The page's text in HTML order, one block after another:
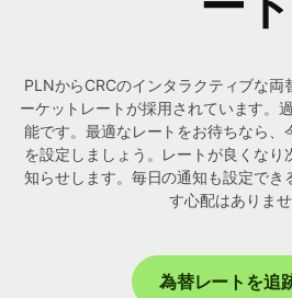
PLNからCRCのインタラクティブな両
ーケットレートが採用されています。
能です。最適なレートをお待ちなら、
を設定しましょう。レートが良くなり
知らせします。毎日の通知も設定でき
す心配はありませ
為替レートを追